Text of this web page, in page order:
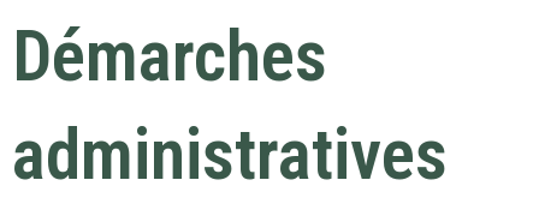
Démarches
administratives